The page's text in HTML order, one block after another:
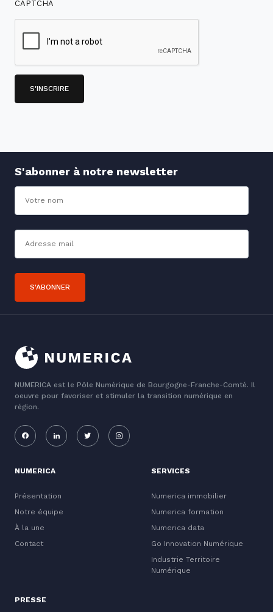
CAPTCHA
S'abonner à notre newsletter
S'ABONNER
NUMERICA est le Pôle Numérique de Bourgogne-Franche-Comté. Il
oeuvre pour favoriser et stimuler la transition numérique en
région.
NUMERICA
Présentation
Notre équipe
À la une
Contact
SERVICES
Numerica immobilier
Numerica formation
Numerica data
Go Innovation Numérique
Industrie Territoire
Numérique
PRESSE